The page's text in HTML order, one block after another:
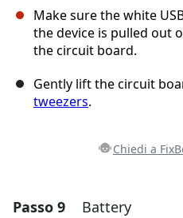
Make sure the white
the device is pulled out
the circuit board.
Gently lift the circuit
tweezers.
Chiedi a
Aggiungi
Passo 9 Battery